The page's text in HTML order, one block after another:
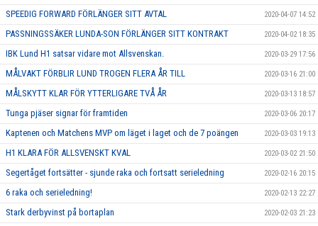
SPEEDIG FORWARD FÖRLÄNGER SITT AVTAL 2020-04-07 14:52
PASSNINGSSÄKER LUNDA-SON FÖRLÄNGER SITT KONTRAKT 2020-04-02 18:35
IBK Lund H1 satsar vidare mot Allsvenskan. 2020-03-29 17:56
MÅLVAKT FÖRBLIR LUND TROGEN FLERA ÅR TILL 2020-03-16 21:00
MÅLSKYTT KLAR FÖR YTTERLIGARE TVÅ ÅR 2020-03-13 18:57
Tunga pjäser signar för framtiden 2020-03-06 20:17
Kaptenen och Matchens MVP om läget i laget och de 7 poängen 2020-03-03 19:13
H1 KLARA FÖR ALLSVENSKT KVAL 2020-03-02 21:50
Segertåget fortsätter - sjunde raka och fortsatt serieledning 2020-02-16 20:15
6 raka och serieledning! 2020-02-13 22:27
Stark derbyvinst på bortaplan 2020-02-03 21:23